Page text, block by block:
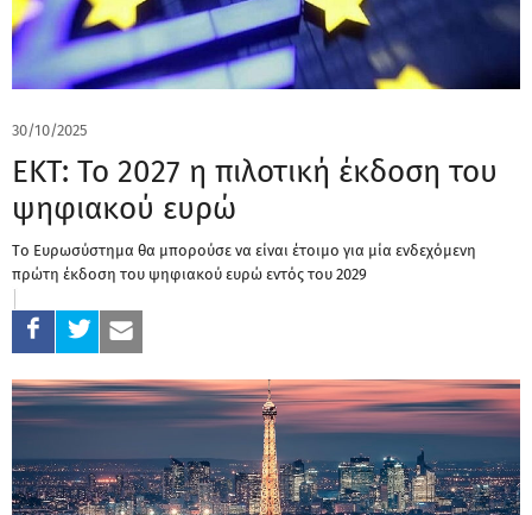
30/10/2025
ΕΚΤ: Το 2027 η πιλοτική έκδοση του
ψηφιακού ευρώ
Tο Ευρωσύστημα θα μπορούσε να είναι έτοιμο για μία ενδεχόμενη
πρώτη έκδοση του ψηφιακού ευρώ εντός του 2029